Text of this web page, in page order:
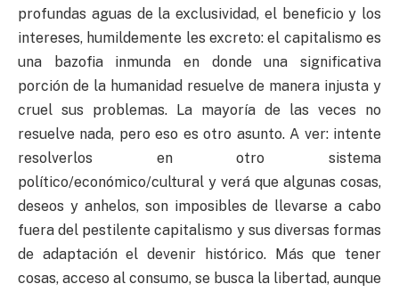
profundas aguas de la exclusividad, el beneficio y los
intereses, humildemente les excreto: el capitalismo es
una bazofia inmunda en donde una significativa
porción de la humanidad resuelve de manera injusta y
cruel sus problemas. La mayoría de las veces no
resuelve nada, pero eso es otro asunto. A ver: intente
resolverlos en otro sistema
político/económico/cultural y verá que algunas cosas,
deseos y anhelos, son imposibles de llevarse a cabo
fuera del pestilente capitalismo y sus diversas formas
de adaptación el devenir histórico. Más que tener
cosas, acceso al consumo, se busca la libertad, aunque